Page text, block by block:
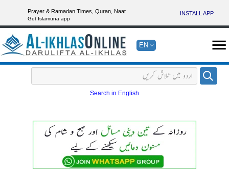
Prayer & Ramadan Times, Quran, Naat
Get Islamuna app
INSTALL APP
EN
Search in English